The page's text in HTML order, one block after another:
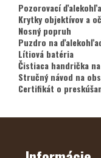
Pozorovací
Krytky objektívov a
Nosný popruh
Puzdro na
Lítiová batéria
Čistiaca handrička
Stručný návod na
Certifikát o
Z